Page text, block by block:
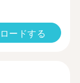
ードする